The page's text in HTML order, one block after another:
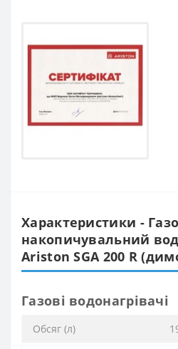
Характеристики -
накопичувальний
Ariston SGA 200 R
Газові водонагрівачі
Обсяг (л)